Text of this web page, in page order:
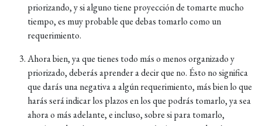
priorizando, y si alguno tiene proyección de tomarte mucho
tiempo, es muy probable que debas tomarlo como un
requerimiento.
Ahora bien, ya que tienes todo más o menos organizado y
priorizado, deberás aprender a decir que no. Ésto no significa
que darás una negativa a algún requerimiento, más bien lo que
harás será indicar los plazos en los que podrás tomarlo, ya sea
ahora o más adelante, e incluso, sobre si para tomarlo,